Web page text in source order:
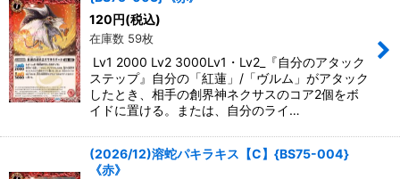
120 円(税込)
在庫数 59枚
Lv1 2000 Lv2 3000Lv1・Lv2_『自分のアタック
ステップ』自分の「紅蓮」/「ヴルム」がアタック
したとき、相手の創界神ネクサスのコア2個をボ
イドに置ける。または、自分のライ…
(2026/12)溶蛇パキラキス【C】{BS75-004}
《赤》